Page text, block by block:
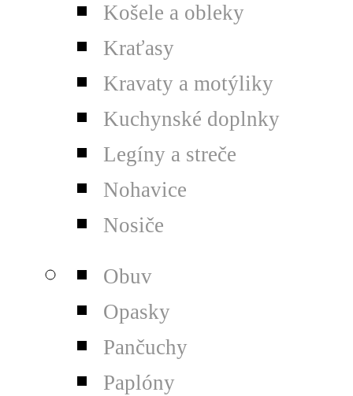
Košele a obleky
Kraťasy
Kravaty a motýliky
Kuchynské doplnky
Legíny a streče
Nohavice
Nosiče
Obuv
Opasky
Pančuchy
Paplóny